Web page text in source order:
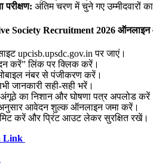
परीक्षण: अंतिम चरण में चुने गए उम्मीदवारों
Society Recruitment 2026
upcisb.upsdc.gov.in पर जाएं।
करें” लिंक पर क्लिक करें।
नंबर से पंजीकरण करें।
जानकारी सही-सही भरें।
अंगूठे का निशान और घोषणा पत्र अपलोड
आवेदन शुल्क ऑनलाइन जमा करें।
करें और प्रिंट आउट लेकर सुरक्षित रखें।
Link